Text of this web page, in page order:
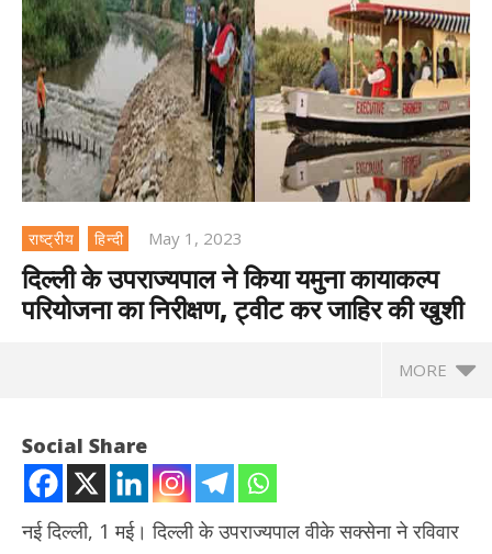
राष्ट्रीय हिन्दी May 1, 2023
दिल्ली के उपराज्यपाल ने किया यमुना कायाकल्प
परियोजना का निरीक्षण, ट्वीट कर जाहिर की खुशी
MORE
Social Share
नई दिल्ली, 1 मई। दिल्ली के उपराज्यपाल वीके सक्सेना ने रविवार